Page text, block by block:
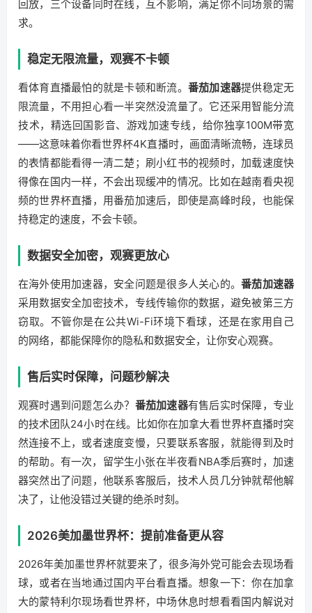
回放，三个设备同时在线，互不影响，满足你不同场景的需
求。
稳定无限流量，观赛不卡顿
看体育直播最怕的就是卡顿和断流。 番茄加速器提供稳定无
限流量，不用担心看一半突然没流量了。它还采用智能分流
技术，精选回国影音、游戏加速专线，给你独享100M带宽
——这意味着你看世界杯4K直播时，画面清晰流畅，连球员
的表情都能看得一清二楚；刷小红书的视频时，加载速度快
得像在国内一样，不会出现缓冲的情况。比如在越南看央视
频的世界杯直播，用番茄加速后，即使是高峰时段，也能保
持稳定的速度，不会卡顿。
数据安全加密，观赛更放心
在海外使用加速器，安全问题是很多人关心的。番茄加速器
采用数据安全加密技术，专线传输你的数据，避免被第三方
窃取。不管你是在公共Wi-Fi环境下看球，还是在家用自己
的网络，都能保障你的隐私和数据安全，让你安心观赛。
售后实时保障，问题秒解决
观赛时遇到问题怎么办？ 番茄加速器有售后实时保障，专业
的技术团队24小时在线。比如你在加拿大看世界杯直播时突
然连接不上，或者速度变慢，只要联系客服，就能得到及时
的帮助。有一次，留学生小张在半夜看NBA季后赛时，加速
器突然出了问题，他联系客服后，技术人员几分钟就帮他解
决了，让他没错过关键的绝杀时刻。
2026美加墨世界杯：提前准备更从容
2026年美加墨世界杯就要来了，很多海外党可能会去现场看
球，或者在当地通过国内平台看直播。想象一下：你在加拿
大的蒙特利尔现场看世界杯，中场休息时想看看国内解说对